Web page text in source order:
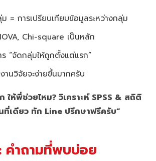
ม = การเปรียบเทียบข้อมูลระหว่างกลุ่ม
Chi-square เป็นหลัก
“จัดกลุ่มให้ถูกตั้งแต่แรก”
านวิจัยจะง่ายขึ้นมากครับ
ให้พี่ช่วยไหม? วิเคราะห์ SPSS & สถิติ
ที่เดียว ทัก Line ปรึกษาฟรีครับ”
คำถามที่พบบ่อย